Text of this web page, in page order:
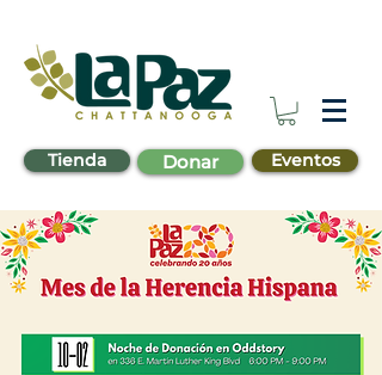
Tienda Donar Eventos